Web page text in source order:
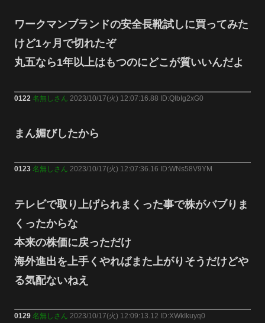
ワークマンブランドの安全長靴試しに買ってみた
けど1ヶ月で切れたぞ
丸五なら1年以上はもつのにどこが質いいんだよ
0122 名無しさん 2023/10/17(火) 12:07:16.88 ID:QIbIg2xG0
まん媚びしたから
0123 名無しさん 2023/10/17(火) 12:07:36.16 ID:WNs58V9YM
テレビで取り上げられまくった事で株がバブりま
くったからな
本来の株価に戻っただけ
海外進出を上手くやればまた上がりそうだけどや
る気配ないねえ
0129 名無しさん 2023/10/17(火) 12:09:13.12 ID:XWkIkuyq0